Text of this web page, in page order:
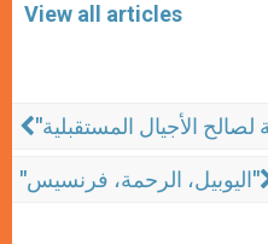
View all articles
"اليوبيل، الرحمة، فرنسيس"